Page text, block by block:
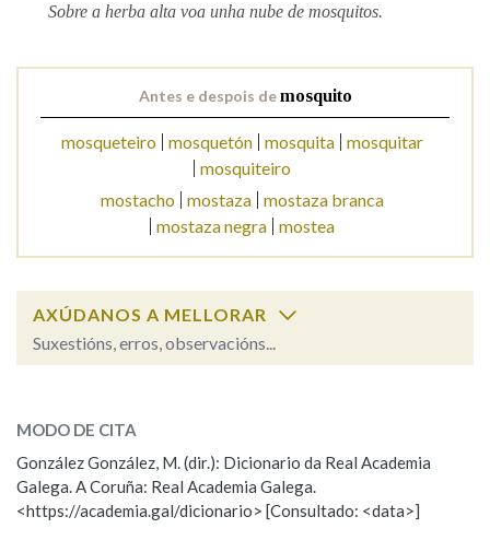
Nos exemplos
Na fraseoloxía
OUTRAS OPCIÓNS DE BUSCA
Marcas gramaticais
Pertence a
LIMPAR BUSCA
Sobre a herba alta voa unha nube de mosquitos.
Antes e despois demosquito
mosqueteiro mosquetón mosquita mosquitar
mosquiteiro
mostacho mostaza mostaza branca
mostaza negra mostea
AXÚDANOS A MELLORAR
Suxestións, erros, observacións...
ESCOLLE UNHA OPCIÓN:
Observación Hai un erro na palabra
Propoño mellorar a definición
MODO DE CITA
González González, M. (dir.): Dicionario da Real Academia
Galega. A Coruña: Real Academia Galega.
<https://academia.gal/dicionario> [Consultado: <data>]